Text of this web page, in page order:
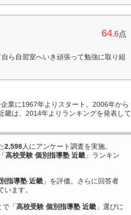
64.6点
ら自習室へいき頑張って勉強に取り組
業に1967年よりスタート。2006年から
畿は、2014年よりランキングを発表して
2,598人にアンケート調査を実施。
高校受験 個別指導塾 近畿 」ランキン
指導塾 近畿 」を評価。さらに回答者
ます。
で「高校受験 個別指導塾 近畿 」選びに